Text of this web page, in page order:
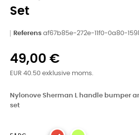
Set
Referens af67b85e-272e-11f0-0a80-
49,00 €
EUR 40.50 exklusive moms.
Nylonove Sherman L handle bumper
set